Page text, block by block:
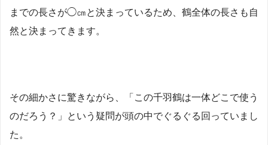
までの長さが◯㎝と決まっているため、鶴全体の長さも自
然と決まってきます。
その細かさに驚きながら、「この千羽鶴は一体どこで使う
のだろう？」という疑問が頭の中でぐるぐる回っていまし
た。